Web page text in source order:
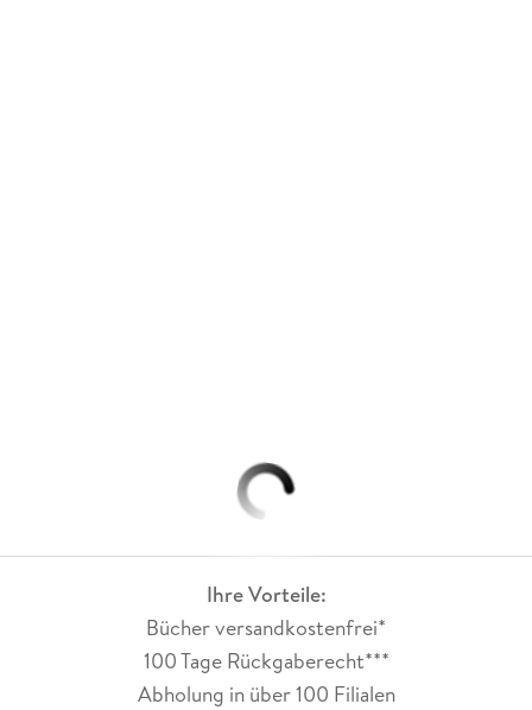
Ihre Vorteile:
Bücher versandkostenfrei*
100 Tage Rückgaberecht***
Abholung in über 100 Filialen